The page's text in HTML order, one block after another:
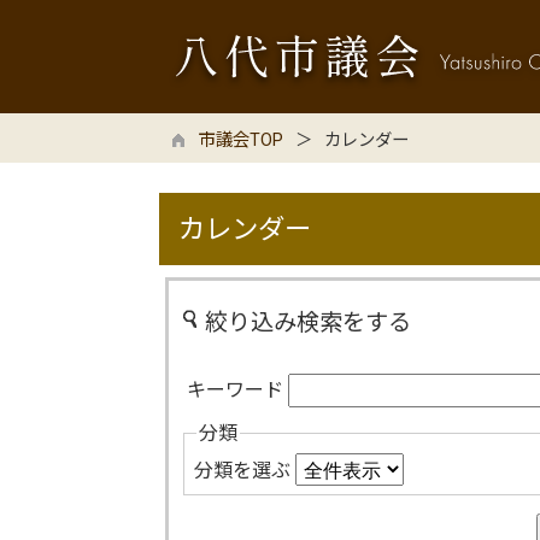
市議会TOP カレンダー
カレンダー
絞り込み検索をする
キーワード
分類
分類を選ぶ